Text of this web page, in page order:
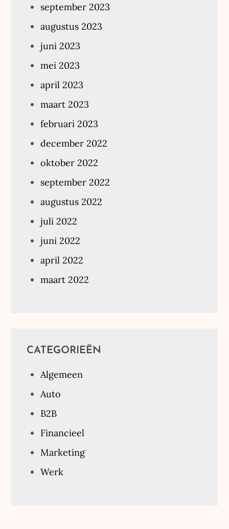
september 2023
augustus 2023
juni 2023
mei 2023
april 2023
maart 2023
februari 2023
december 2022
oktober 2022
september 2022
augustus 2022
juli 2022
juni 2022
april 2022
maart 2022
CATEGORIEËN
Algemeen
Auto
B2B
Financieel
Marketing
Werk